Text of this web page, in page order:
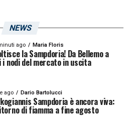
NEWS
ago Maria Floris
la Sampdoria! Da Bellemo a
nodi del mercato in uscita
ago Dario Bartolucci
Sampdoria è ancora viva:
di fiamma a fine agosto